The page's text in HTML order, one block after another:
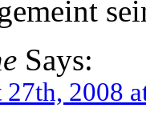
Says:
2008